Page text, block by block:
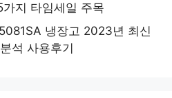
지 타임세일 주목
냉장고 2023년 최신
석 사용후기